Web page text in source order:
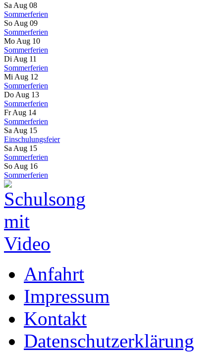
Sa Aug 08
Sommerferien
So Aug 09
Sommerferien
Mo Aug 10
Sommerferien
Di Aug 11
Sommerferien
Mi Aug 12
Sommerferien
Do Aug 13
Sommerferien
Fr Aug 14
Sommerferien
Sa Aug 15
Einschulungsfeier
Sa Aug 15
Sommerferien
So Aug 16
Sommerferien
Anfahrt
Impressum
Kontakt
Datenschutzerklärung